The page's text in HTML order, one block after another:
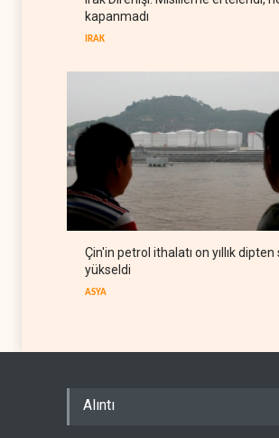
ilk kez durdurdu
kapanmadı
IRAK
Çin'in petrol ithalatı on yıllık dipten
yükseldi
ASYA
Alıntı